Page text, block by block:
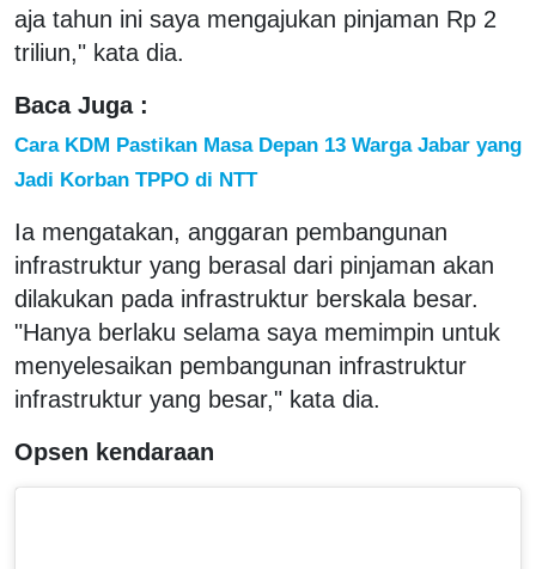
aja tahun ini saya mengajukan pinjaman Rp 2
triliun," kata dia.
Baca Juga :
Cara KDM Pastikan Masa Depan 13 Warga Jabar yang
Jadi Korban TPPO di NTT
Ia mengatakan, anggaran pembangunan
infrastruktur yang berasal dari pinjaman akan
dilakukan pada infrastruktur berskala besar.
"Hanya berlaku selama saya memimpin untuk
menyelesaikan pembangunan infrastruktur
infrastruktur yang besar," kata dia.
Opsen kendaraan